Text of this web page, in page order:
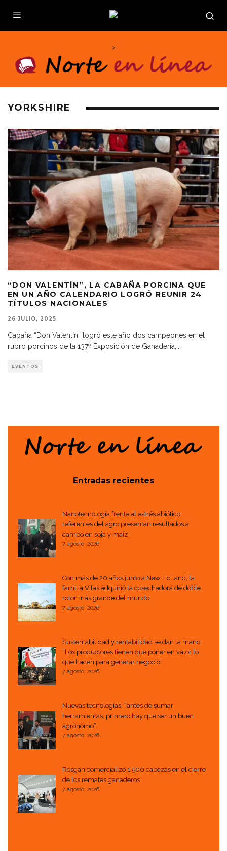
>
YORKSHIRE
“DON VALENTÍN”, LA CABAÑA PORCINA QUE
EN UN AÑO CALENDARIO LOGRÓ REUNIR 24
TÍTULOS NACIONALES
26 JULIO, 2025
Cabaña “Don Valentín” logró este año dos campeones en el
rubro porcinos de la 137º Exposición de Ganadería,
EVENTOS
Entradas recientes
Nanotecnología frente al estrés abiótico:
referentes del agro presentan resultados a
campo en soja y maíz
7 agosto, 2026
Con más de 20 años junto a New Holland, la
familia Vilas adquirió la cosechadora de doble
rotor más grande del mundo
7 agosto, 2026
Sustentabilidad y rentabilidad se dan la mano:
“Los productores tienen que poner en valor lo
que hacen para generar negocio”
7 agosto, 2026
Nuevas tecnologías: “antes de sumar
herramientas, primero hay que ser un buen
agrónomo”
7 agosto, 2026
Rosgan comercializó 1.500 cabezas en el cierre
de los remates ganaderos
7 agosto, 2026